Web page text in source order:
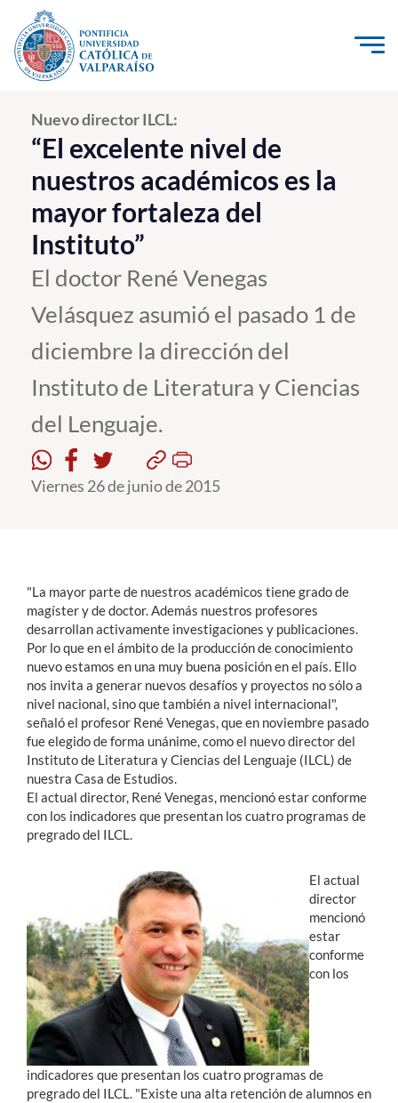
Click acá para ir directamente al contenido
La Universidad
Investigación, Creación e Innovación
PUCV Internacional
Vinculación con el Medio
Admisión
Pregrado
Postgrado
Formación Continua
Estudiantes
Académicos
English
Nuevo director ILCL:
“El excelente nivel de
nuestros académicos es la
mayor fortaleza del
Instituto”
El doctor René Venegas
Velásquez asumió el pasado 1 de
diciembre la dirección del
Instituto de Literatura y Ciencias
del Lenguaje.
Viernes 26 de junio de 2015
"La mayor parte de nuestros académicos tiene grado de
magíster y de doctor. Además nuestros profesores
desarrollan activamente investigaciones y publicaciones.
Por lo que en el ámbito de la producción de conocimiento
nuevo estamos en una muy buena posición en el país. Ello
nos invita a generar nuevos desafíos y proyectos no sólo a
nivel nacional, sino que también a nivel internacional",
señaló el profesor René Venegas, que en noviembre pasado
fue elegido de forma unánime, como el nuevo director del
Instituto de Literatura y Ciencias del Lenguaje (ILCL) de
nuestra Casa de Estudios.
El actual director, René Venegas, mencionó estar conforme
con los indicadores que presentan los cuatro programas de
pregrado del ILCL.
El actual
director
mencionó
estar
conforme
con los
indicadores que presentan los cuatro programas de
pregrado del ILCL. "Existe una alta retención de alumnos en